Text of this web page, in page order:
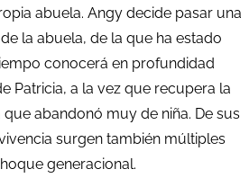
abuela. Angy decide pasar una
la abuela, de la que ha estado
conocerá en profundidad
Patricia, a la vez que recupera la
abandonó muy de niña. De sus
surgen también múltiples
generacional.